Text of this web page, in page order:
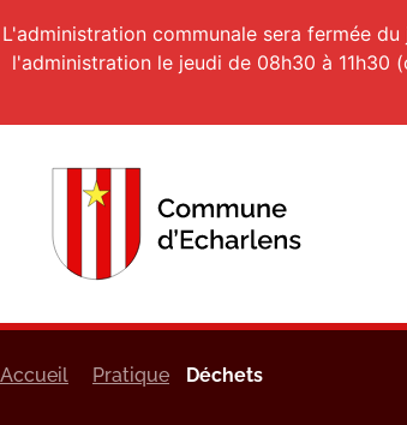
Accueil Pratique Déchets
L'administration communale sera fermée
l'administration le jeudi de 08h30 à 11h30